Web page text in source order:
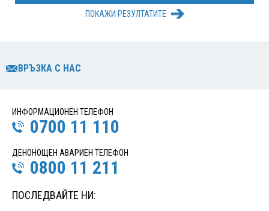
ПОКАЖИ РЕЗУЛТАТИТЕ
ВРЪЗКА С НАС
ИНФОРМАЦИОНЕН ТЕЛЕФОН
0700 11 110
ДЕНОНОЩЕН АВАРИЕН ТЕЛЕФОН
0800 11 211
ПОСЛЕДВАЙТЕ НИ: